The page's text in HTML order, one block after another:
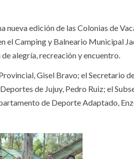
nueva edición de las Colonias de
el Camping y Balneario Municipal
alegría, recreación y encuentro.
Gisel Bravo; el Secretario
de Jujuy, Pedro Ruiz; el
de Deporte Adaptado,